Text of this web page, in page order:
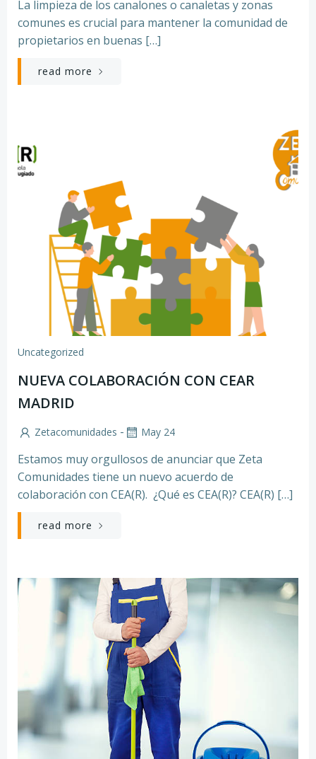
La limpieza de los canalones o canaletas y zonas
comunes es crucial para mantener la comunidad de
propietarios en buenas […]
read more
Uncategorized
NUEVA COLABORACIÓN CON CEAR
MADRID
Zetacomunidades - May 24
Estamos muy orgullosos de anunciar que Zeta
Comunidades tiene un nuevo acuerdo de
colaboración con CEA(R). ¿Qué es CEA(R)? CEA(R) […]
read more